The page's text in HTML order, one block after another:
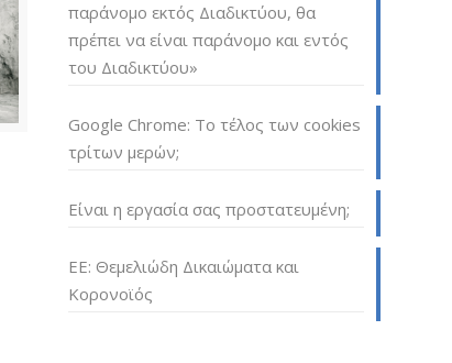
παράνομο εκτός Διαδικτύου, θα
πρέπει να είναι παράνομο και εντός
του Διαδικτύου»
Google Chrome: Το τέλος των cookies
τρίτων μερών;
Είναι η εργασία σας προστατευμένη;
ΕΕ: Θεμελιώδη Δικαιώματα και
Κορονοϊός